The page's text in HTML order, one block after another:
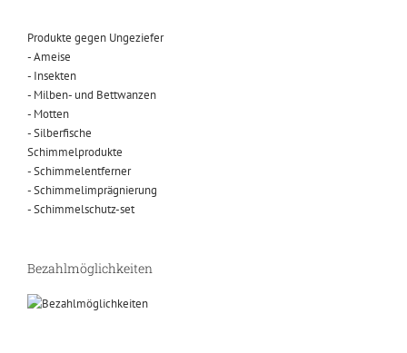
Produkte gegen Ungeziefer
- Ameise
- Insekten
- Milben- und Bettwanzen
- Motten
- Silberfische
Schimmelprodukte
- Schimmelentferner
- Schimmelimprägnierung
- Schimmelschutz-set
Bezahlmöglichkeiten